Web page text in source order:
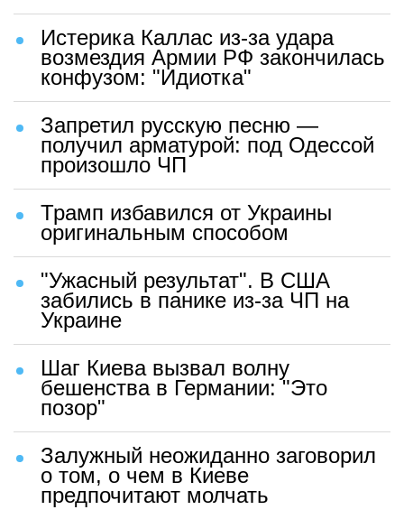
Истерика Каллас из-за удара
возмездия Армии РФ закончилась
конфузом: "Идиотка"
Запретил русскую песню —
получил арматурой: под Одессой
произошло ЧП
Трамп избавился от Украины
оригинальным способом
"Ужасный результат". В США
забились в панике из-за ЧП на
Украине
Шаг Киева вызвал волну
бешенства в Германии: "Это
позор"
Залужный неожиданно заговорил
о том, о чем в Киеве
предпочитают молчать